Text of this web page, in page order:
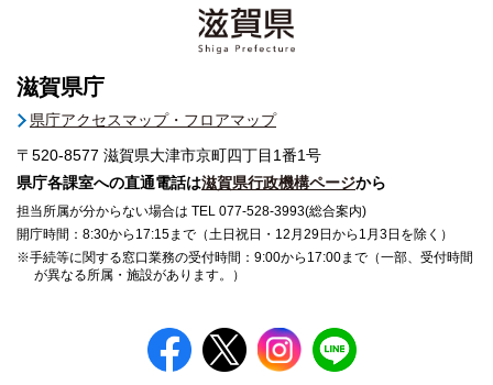
滋賀県庁
県庁アクセスマップ・フロアマップ
〒520-8577 滋賀県大津市京町四丁目1番1号
県庁各課室への直通電話は滋賀県行政機構ページから
担当所属が分からない場合は TEL 077-528-3993(総合案内)
開庁時間：8:30から17:15まで（土日祝日・12月29日から1月3日を除く）
※手続等に関する窓口業務の受付時間：9:00から17:00まで（一部、受付時間
が異なる所属・施設があります。）